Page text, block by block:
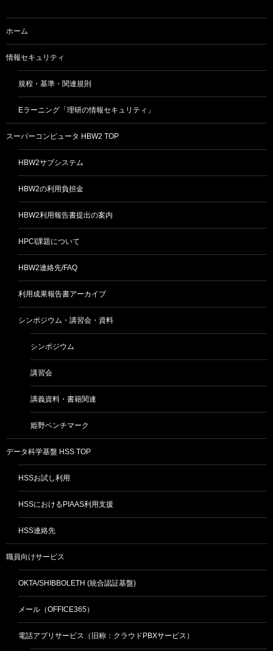
ョ
ン
ホーム
情報セキュリティ
規程・基準・関連規則
Eラーニング「理研の情報セキュリティ」
スーパーコンピュータ HBW2 TOP
HBW2サブシステム
HBW2の利用負担金
HBW2利用報告書提出の案内
HPCI課題について
HBW2連絡先/FAQ
利用成果報告書アーカイブ
シンポジウム・講習会・資料
シンポジウム
講習会
講義資料・書籍関連
姫野ベンチマーク
データ科学基盤 HSS TOP
HSSお試し利用
HSSにおけるPIAAS利用支援
HSS連絡先
職員向けサービス
OKTA/SHIBBOLETH (統合認証基盤)
メール（OFFICE365）
電話アプリサービス（旧称：クラウドPBXサービス）